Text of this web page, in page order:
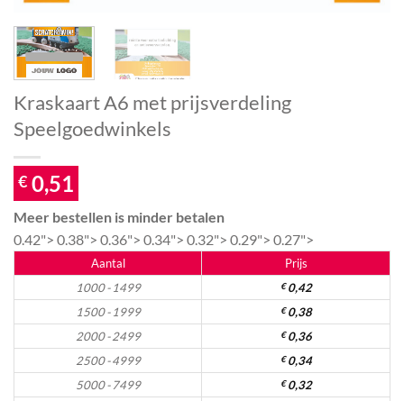
Kraskaart A6 met prijsverdeling
Speelgoedwinkels
€ 0,51
Meer bestellen is minder betalen
0.42"> 0.38"> 0.36"> 0.34"> 0.32"> 0.29"> 0.27">
Aantal
Prijs
1000 - 1499
€0,42
1500 - 1999
€0,38
2000 - 2499
€0,36
2500 - 4999
€0,34
5000 - 7499
€0,32